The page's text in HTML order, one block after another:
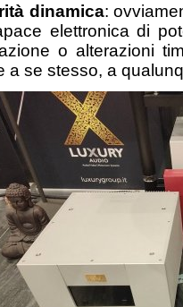
dinamica:
elettronica di
o alterazioni
a se stesso, a